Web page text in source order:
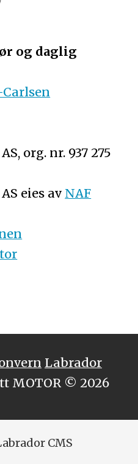
og daglig
org. nr. 937 275
eies av NAF
Labrador
MOTOR © 2026
CMS